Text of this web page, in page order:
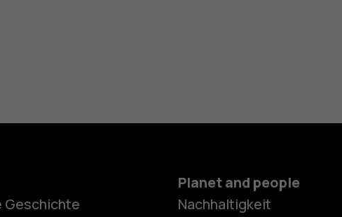
Geschichte
Planet and people
Nachhaltigkeit